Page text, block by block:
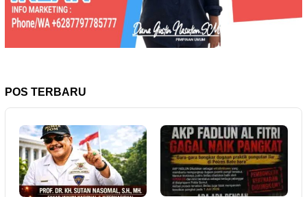
POS TERBARU